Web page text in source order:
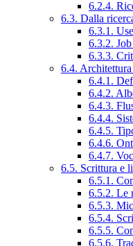
6.2.4.
6.3. Dalla
6.3.1.
6.3.2.
6.3.3.
6.4.
6.4.1.
6.4.2.
6.4.3.
6.4.4.
6.4.5.
6.4.6.
6.4.7.
6.5. Scrittura e
6.5.1.
6.5.2. Le
6.5.3.
6.5.4.
6.5.5.
6.5.6.